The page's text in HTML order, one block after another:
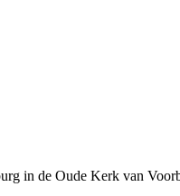
in de Oude Kerk van